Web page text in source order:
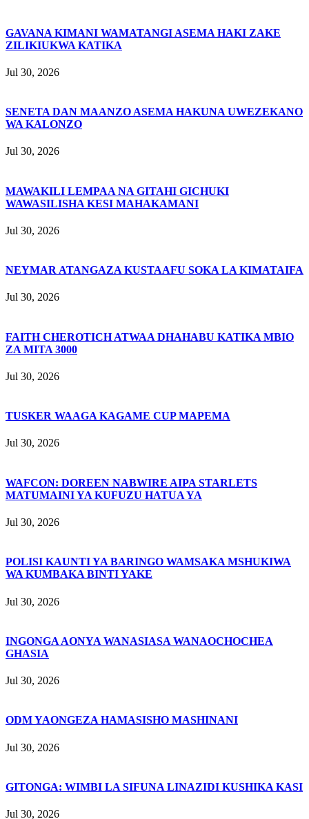
GAVANA KIMANI WAMATANGI ASEMA HAKI ZAKE
ZILIKIUKWA KATIKA
Jul 30, 2026
SENETA DAN MAANZO ASEMA HAKUNA UWEZEKANO
WA KALONZO
Jul 30, 2026
MAWAKILI LEMPAA NA GITAHI GICHUKI
WAWASILISHA KESI MAHAKAMANI
Jul 30, 2026
NEYMAR ATANGAZA KUSTAAFU SOKA LA KIMATAIFA
Jul 30, 2026
FAITH CHEROTICH ATWAA DHAHABU KATIKA MBIO
ZA MITA 3000
Jul 30, 2026
TUSKER WAAGA KAGAME CUP MAPEMA
Jul 30, 2026
WAFCON: DOREEN NABWIRE AIPA STARLETS
MATUMAINI YA KUFUZU HATUA YA
Jul 30, 2026
POLISI KAUNTI YA BARINGO WAMSAKA MSHUKIWA
WA KUMBAKA BINTI YAKE
Jul 30, 2026
INGONGA AONYA WANASIASA WANAOCHOCHEA
GHASIA
Jul 30, 2026
ODM YAONGEZA HAMASISHO MASHINANI
Jul 30, 2026
GITONGA: WIMBI LA SIFUNA LINAZIDI KUSHIKA KASI
Jul 30, 2026